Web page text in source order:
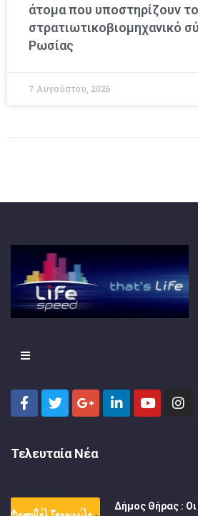
άτομα που υποστηρίζουν το
στρατιωτικοβιομηχανικό
Ρωσίας
7 Αυγούστου, 2026
Τελευταία Νέα
Δήμος Θήρας :